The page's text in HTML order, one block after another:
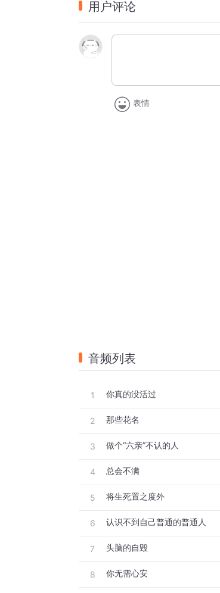
如果没有一些巨大的灾难发生在你目
愚蠢就不会显露出来，
救赎便不会发生，
只有当你身边活生生的生命
当情感无法寄托时，
你只好独自承担、
独自品尝、
当事务的经营无法继续下去，
曾经的一切就成为了一场梦。
因为生命的结束，
令你发现这愚蠢的一切，
用户评论
表情
音频列表
1 你真的没活过
2 那些花名
3 做个“六亲”不认的人
4 总会不满
5 将生死置之度外
6 认识不到自己普通的普通人
7 头脑的自毁
8 你无需心安